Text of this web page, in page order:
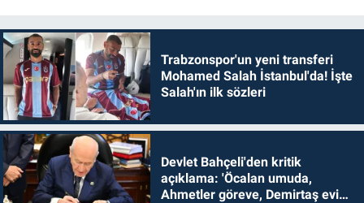
Trabzonspor'un yeni transferi
Mohamed Salah İstanbul'da! İşte
Salah'ın ilk sözleri
Devlet Bahçeli'den kritik
açıklama: 'Öcalan umuda,
Ahmetler göreve, Demirtaş evine